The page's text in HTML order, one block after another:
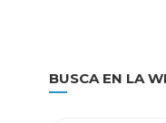
BUSCA EN LA